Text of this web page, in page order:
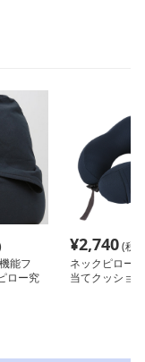
能フ
ロー究
¥2,740(税
ネックピロー
当てクッショ